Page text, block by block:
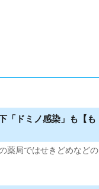
「ドミノ感染」も【も
薬局ではせきどめなどの